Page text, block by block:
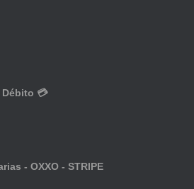
Débito 💳
- OXXO - STRIPE